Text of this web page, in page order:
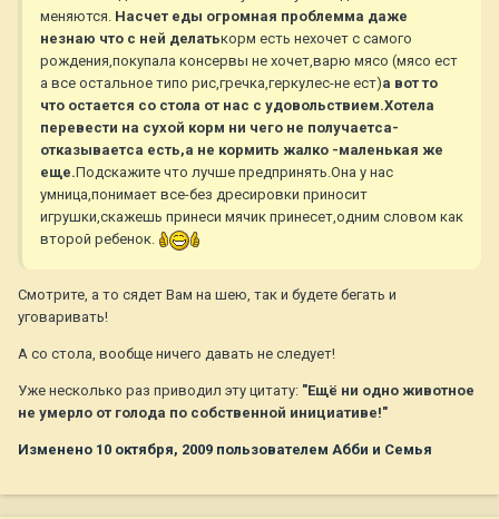
меняются. Насчет еды огромная проблемма даже
незнаю что с ней делатькорм есть нехочет с самого
рождения,покупала консервы не хочет,варю мясо (мясо ест
а все остальное типо рис,гречка,геркулес-не ест)а вот то
что остается со стола от нас с удовольствием.Хотела
перевести на сухой корм ни чего не получаетса-
отказываетса есть,а не кормить жалко -маленькая же
еще.Подскажите что лучше предпринять.Она у нас
умница,понимает все-без дресировки приносит
игрушки,скажешь принеси мячик принесет,одним словом как
второй ребенок.
Смотрите, а то сядет Вам на шею, так и будете бегать и
уговаривать!
А со стола, вообще ничего давать не следует!
Уже несколько раз приводил эту цитату: "Ещё ни одно животное
не умерло от голода по собственной инициативе!"
Изменено 10 октября, 2009 пользователем Абби и Семья